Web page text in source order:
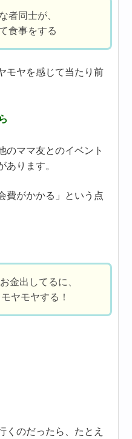
者同士が、
食事をする
モヤを感じて当たり前
のママ友とのイベント
あります。
費がかかる」という点
金出してるに、
ヤモヤする！
くのだったら、たとえ